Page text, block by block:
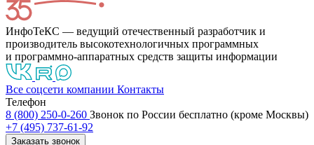
ИнфоТеКС — ведущий отечественный разработчик и
производитель высокотехнологичных программных
и программно-аппаратных средств защиты информации
Все соцсети компании Контакты
Телефон
8 (800) 250-0-260 Звонок по России бесплатно (кроме Москвы)
+7 (495) 737-61-92
Заказать звонок